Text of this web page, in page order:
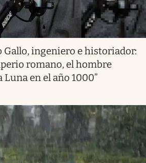
Gallo, ingeniero e historiador:
romano, el hombre
en el año 1000”